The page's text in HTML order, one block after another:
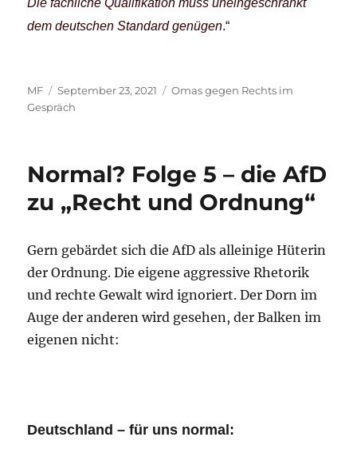
dem deutschen Standard genügen.“
Autor
MF
Veröffentlicht
am
September 23, 2021 Kategorien
Omas gegen Rechts im
Gespräch
Normal? Folge 5 – die AfD
zu „Recht und Ordnung“
Gern gebärdet sich die AfD als alleinige Hüterin
der Ordnung. Die eigene aggressive Rhetorik
und rechte Gewalt wird ignoriert. Der Dorn im
Auge der anderen wird gesehen, der Balken im
eigenen nicht:
Deutschland – für uns normal: